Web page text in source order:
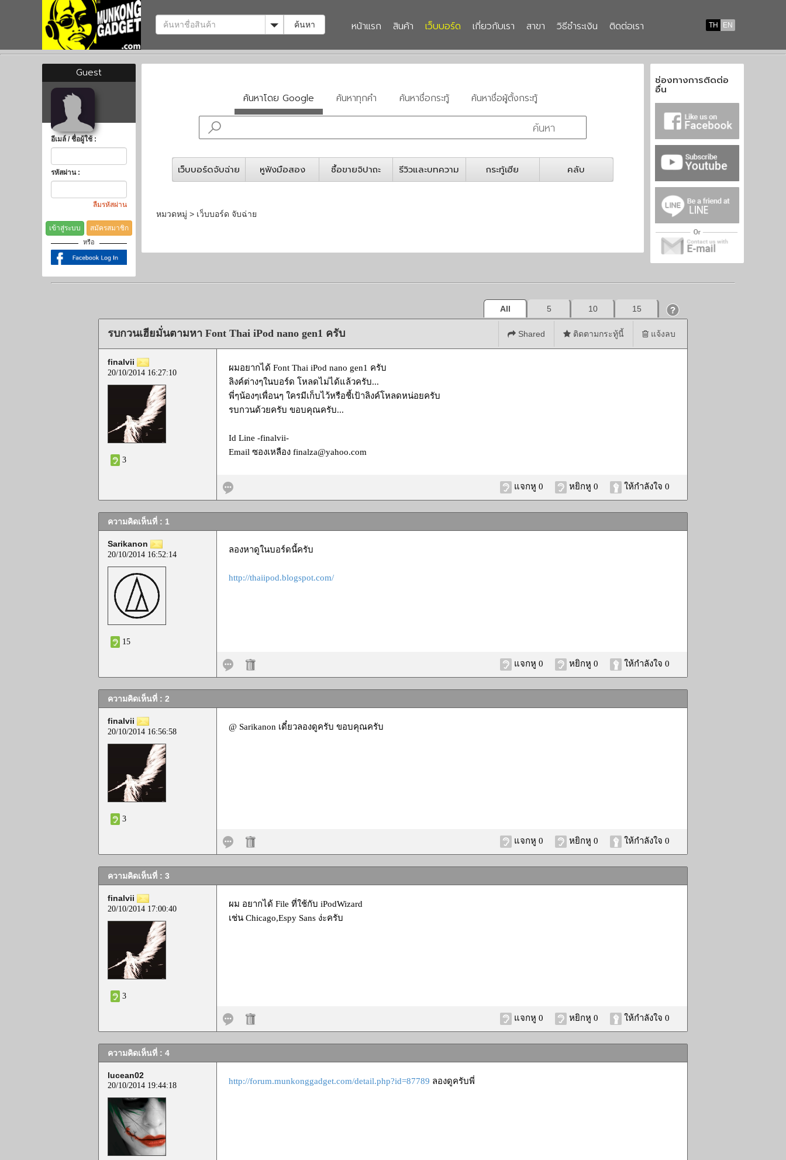
Toggle Dropdown
ค้นหา TH EN
หน้าแรก สินค้า เว็บบอร์ด เกี่ยวกับเรา สาขา วิธีชำระเงิน ติดต่อเรา
Guest
อีเมล์ / ชื่อผู้ใช้ :
รหัสผ่าน :
ลืมรหัสผ่าน
เข้าสู่ระบบ สมัครสมาชิก
หรือ
ค้นหาโดย Google ค้นหาทุกคำ ค้นหาชื่อกระทู้ ค้นหาชื่อผู้ตั้งกระทู้
เว็บบอร์ดจับฉ่าย หูฟังมือสอง ซื้อขายจิปาถะ รีวิวและบทความ กระทู้เฮีย คลับ
หมวดหมู่ > เว็บบอร์ด จับฉ่าย
ช่องทางการติดต่อ
อื่น
All 5 10 15
รบกวนเฮียมั่นตามหา Font Thai iPod nano gen1 ครับ Shared ติดตามกระทู้นี้ แจ้งลบ
finalvii
20/10/2014 16:27:10
3
ผมอยากได้ Font Thai iPod nano gen1 ครับ
ลิงค์ต่างๆในบอร์ด โหลดไม่ได้แล้วครับ...
พี่ๆน้องๆเพื่อนๆ ใครมีเก็บไว้หรือชี้เป้าลิงค์โหลดหน่อยครับ
รบกวนด้วยครับ ขอบคุณครับ...
Id Line -finalvii-
Email ซองเหลืองfinalza@yahoo.com
ให้กำลังใจ 0
หยิกหู 0
แจกหู 0
ความคิดเห็นที่ : 1
Sarikanon
20/10/2014 16:52:14
15
ลองหาดูในบอร์ดนี้ครับ
http://thaiipod.blogspot.com/
ให้กำลังใจ 0
หยิกหู 0
แจกหู 0
ความคิดเห็นที่ : 2
finalvii
20/10/2014 16:56:58
3
@ Sarikanon เดี๋ยวลองดูครับ ขอบคุณครับ
ให้กำลังใจ 0
หยิกหู 0
แจกหู 0
ความคิดเห็นที่ : 3
finalvii
20/10/2014 17:00:40
3
ผม อยากได้ File ที่ใช้กับ iPodWizard
เช่น Chicago,Espy Sans ง่ะครับ
ให้กำลังใจ 0
หยิกหู 0
แจกหู 0
ความคิดเห็นที่ : 4
lucean02
20/10/2014 19:44:18 http://forum.munkonggadget.com/detail.php?id=87789 ลองดูครับพี่